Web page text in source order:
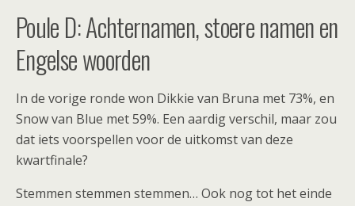
Poule D: Achternamen, stoere namen en
Engelse woorden
In de vorige ronde won Dikkie van Bruna met 73%, en
Snow van Blue met 59%. Een aardig verschil, maar zou
dat iets voorspellen voor de uitkomst van deze
kwartfinale?
Stemmen stemmen stemmen… Ook nog tot het einde